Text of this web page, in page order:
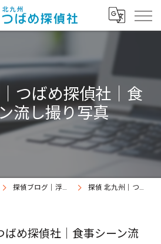
つばめ探偵社｜食
流し撮り写真
探偵ブログ｜浮気調査北九州、北九州つばめ探偵社 探偵 北九州｜つばめ探偵社｜食事シーン流し撮り写真
ばめ探偵社｜食事シーン流